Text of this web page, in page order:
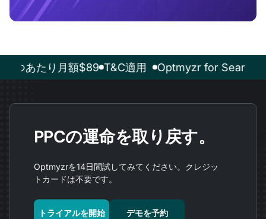
あたり月額$89 T&C適用 Optmyzr for Searchサブス
PPCの運命を取り戻す。
Optmyzrを14日間試してみてください。クレジッ
トカードは不要です。
トライアルを開始 デモを予約